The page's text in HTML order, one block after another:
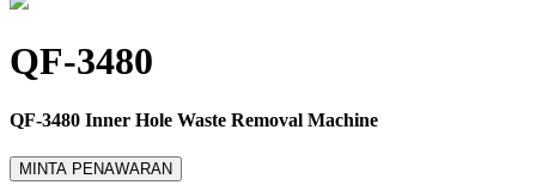
QF-3480
QF-3480 Inner Hole Waste Removal Machine
MINTA PENAWARAN